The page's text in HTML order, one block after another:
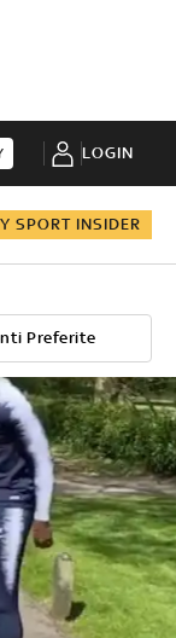
LOGIN
SPORT INSIDER
Preferite